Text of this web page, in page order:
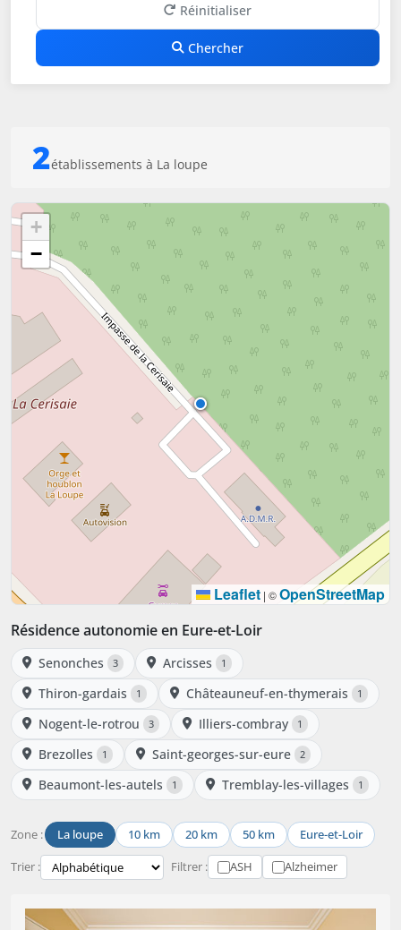
Réinitialiser
Chercher
2établissements à La loupe
+
−
Leaflet | ©OpenStreetMap
Résidence autonomie en Eure-et-Loir
Senonches 3 Arcisses 1
Thiron-gardais 1 Châteauneuf-en-thymerais 1
Nogent-le-rotrou 3 Illiers-combray 1
Brezolles 1 Saint-georges-sur-eure 2
Beaumont-les-autels 1 Tremblay-les-villages 1
Zone : La loupe 10 km 20 km 50 km Eure-et-Loir
Trier : Filtrer : ASH Alzheimer